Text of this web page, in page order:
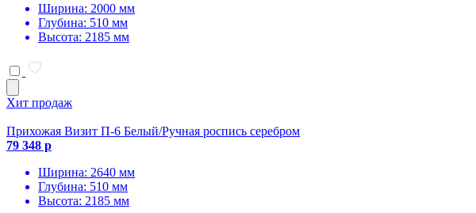
Ширина: 2000 мм
Глубина: 510 мм
Высота: 2185 мм
Хит продаж
Прихожая Визит П-6 Белый/Ручная роспись серебром
79 348 р
Ширина: 2640 мм
Глубина: 510 мм
Высота: 2185 мм